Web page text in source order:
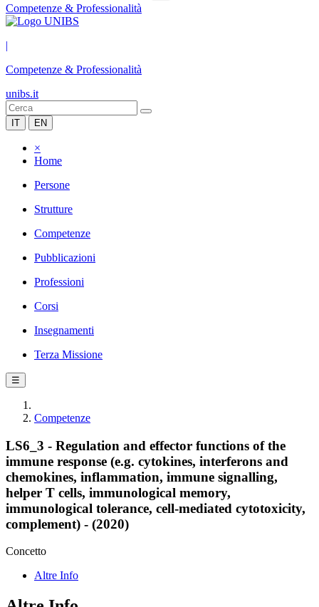
Competenze & Professionalità
|
Competenze & Professionalità
unibs.it
IT EN
×
Home
Persone
Strutture
Competenze
Pubblicazioni
Professioni
Corsi
Insegnamenti
Terza Missione
☰
Competenze
LS6_3 - Regulation and effector functions of the
immune response (e.g. cytokines, interferons and
chemokines, inflammation, immune signalling,
helper T cells, immunological memory,
immunological tolerance, cell-mediated cytotoxicity,
complement) - (2020)
Concetto
Altre Info